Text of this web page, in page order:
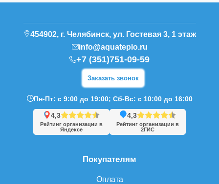
Покупателям
Оплата
454902, г. Челябинск, ул. Гостевая 3, 1 этаж
info@aquateplo.ru
+7 (351)751-09-59
Заказать звонок
Пн-Пт: с 9:00 до 19:00; Сб-Вс: с 10:00 до 16:00
4,3
Рейтинг организации в
Яндексе
4,3
Рейтинг организации в
2ГИС